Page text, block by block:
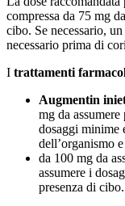
compressa da 75 mg
cibo. Se necessario,
necessario prima di
I trattamenti
Augmentin
mg da
dosaggi minime
dell’organismo
da 100 mg da
assumere i
presenza di cibo.